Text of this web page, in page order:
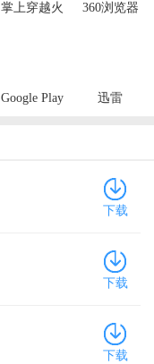
掌上穿越火
360浏览器
Google Play
迅雷
下载
下载
下载